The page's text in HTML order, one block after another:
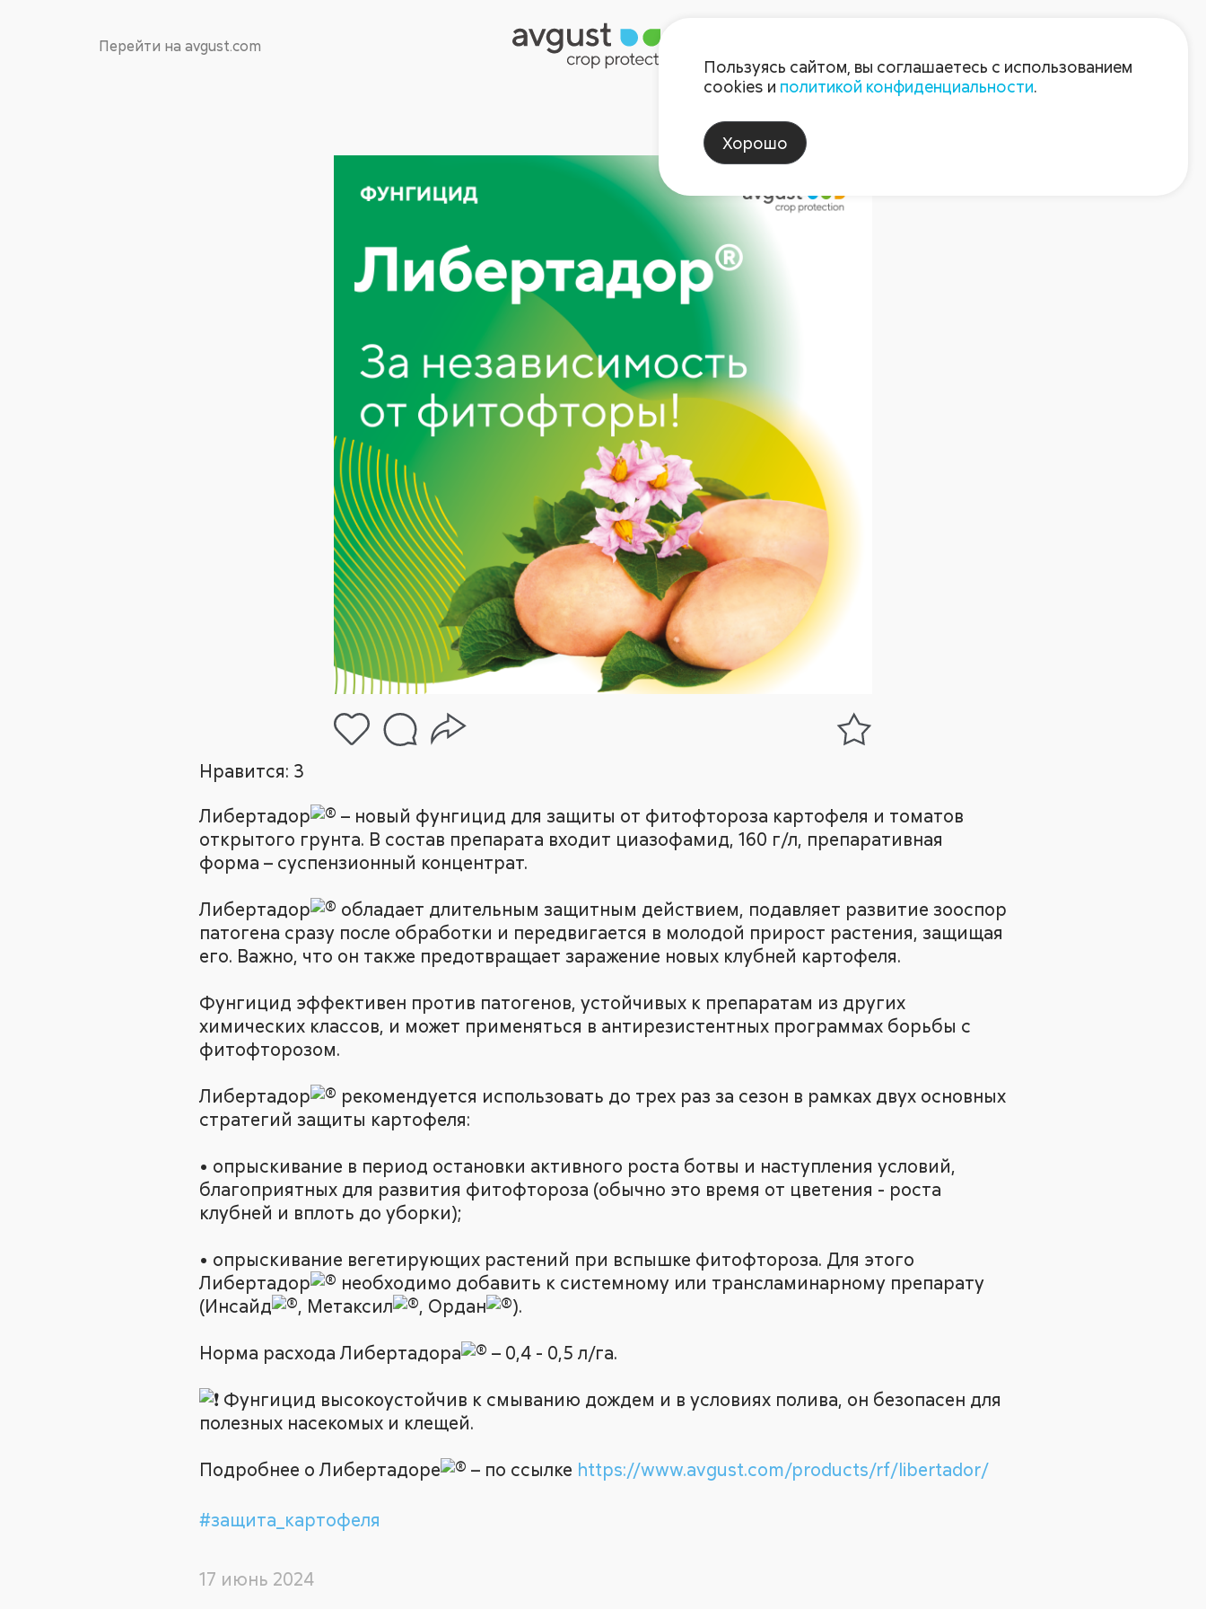
Перейти на avgust.com
Нравится: 3
Либертадор
– новый фунгицид для защиты от фитофтороза картофеля и томатов
открытого грунта. В состав препарата входит циазофамид, 160 г/л, препаративная
форма – суспензионный концентрат.
Либертадор
обладает длительным защитным действием, подавляет развитие зооспор
патогена сразу после обработки и передвигается в молодой прирост растения, защищая
его. Важно, что он также предотвращает заражение новых клубней картофеля.
Фунгицид эффективен против патогенов, устойчивых к препаратам из других
химических классов, и может применяться в антирезистентных программах борьбы с
фитофторозом.
Либертадор
рекомендуется использовать до трех раз за сезон в рамках двух основных
стратегий защиты картофеля:
• опрыскивание в период остановки активного роста ботвы и наступления условий,
благоприятных для развития фитофтороза (обычно это время от цветения - роста
клубней и вплоть до уборки);
• опрыскивание вегетирующих растений при вспышке фитофтороза. Для этого
Либертадор
необходимо добавить к системному или трансламинарному препарату
(Инсайд
, Метаксил , Ордан ).
Норма расхода Либертадора – 0,4 - 0,5 л/га.
Фунгицид высокоустойчив к смыванию дождем и в условиях полива, он безопасен для
полезных насекомых и клещей.
Подробнее о Либертадоре – по ссылке https://www.avgust.com/products/rf/libertador/
#защита_картофеля
17 июнь 2024
Пользуясь сайтом, вы соглашаетесь с использованием
cookies и политикой конфиденциальности.
Хорошо